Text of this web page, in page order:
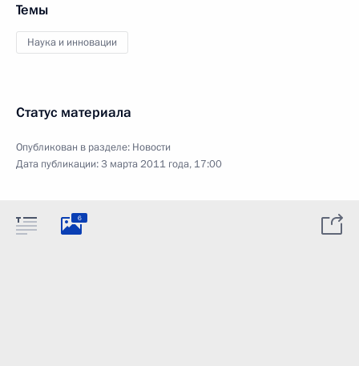
Темы
Наука и инновации
Статус материала
Опубликован в разделе: Новости
Дата публикации:3 марта 2011 года, 17:00
6